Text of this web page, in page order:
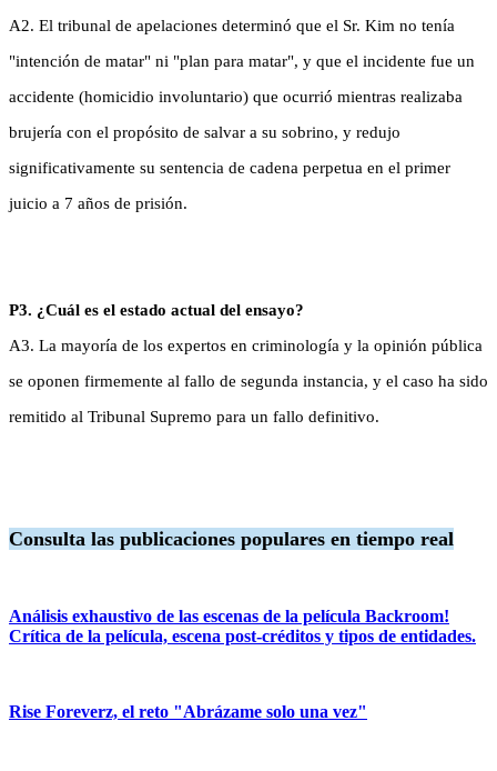
A2. El tribunal de apelaciones determinó que el Sr. Kim no tenía
"intención de matar" ni "plan para matar", y que el incidente fue un
accidente (homicidio involuntario) que ocurrió mientras realizaba
brujería con el propósito de salvar a su sobrino, y redujo
significativamente su sentencia de cadena perpetua en el primer
juicio a 7 años de prisión.
P3. ¿Cuál es el estado actual del ensayo?
A3. La mayoría de los expertos en criminología y la opinión pública
se oponen firmemente al fallo de segunda instancia, y el caso ha sido
remitido al Tribunal Supremo para un fallo definitivo.
Consulta las publicaciones populares en tiempo real
Análisis exhaustivo de las escenas de la película Backroom!
Crítica de la película, escena post-créditos y tipos de entidades.
Rise Foreverz, el reto "Abrázame solo una vez"